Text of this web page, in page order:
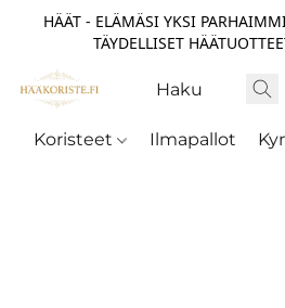
HÄÄT - ELÄMÄSI YKSI
TÄYDELLISET
Koristeet Ilmapallot